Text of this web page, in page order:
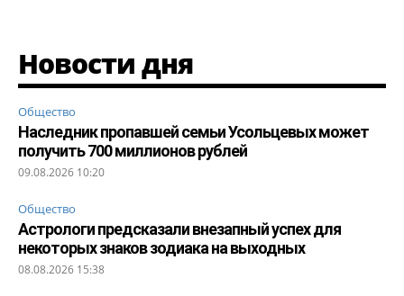
Новости дня
Общество
Наследник пропавшей семьи Усольцевых может
получить 700 миллионов рублей
09.08.2026 10:20
Общество
Астрологи предсказали внезапный успех для
некоторых знаков зодиака на выходных
08.08.2026 15:38